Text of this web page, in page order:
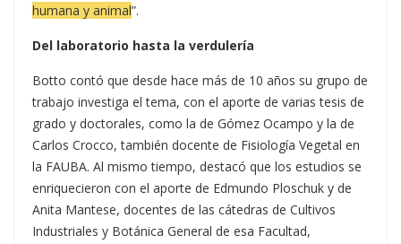
humana y animal”.
Del laboratorio hasta la verdulería
Botto contó que desde hace más de 10 años su grupo de
trabajo investiga el tema, con el aporte de varias tesis de
grado y doctorales, como la de Gómez Ocampo y la de
Carlos Crocco, también docente de Fisiología Vegetal en
la FAUBA. Al mismo tiempo, destacó que los estudios se
enriquecieron con el aporte de Edmundo Ploschuk y de
Anita Mantese, docentes de las cátedras de Cultivos
Industriales y Botánica General de esa Facultad,